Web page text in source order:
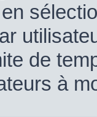
de
à